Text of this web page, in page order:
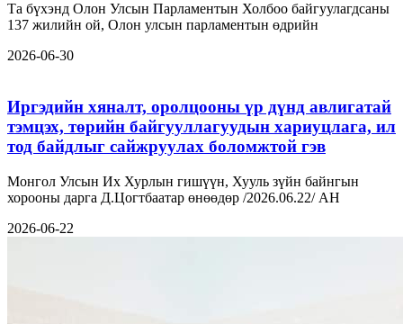
Та бүхэнд Олон Улсын Парламентын Холбоо байгуулагдсаны
137 жилийн ой, Олон улсын парламентын өдрийн
2026-06-30
Иргэдийн хяналт, оролцооны үр дүнд авлигатай
тэмцэх, төрийн байгууллагуудын хариуцлага, ил
тод байдлыг сайжруулах боломжтой гэв
Монгол Улсын Их Хурлын гишүүн, Хууль зүйн байнгын
хорооны дарга Д.Цогтбаатар өнөөдөр /2026.06.22/ АН
2026-06-22